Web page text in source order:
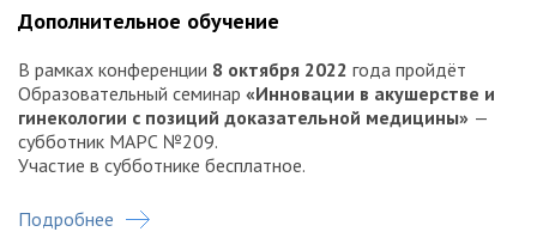
здоровье нации" одобрен комиссией по оценке
соответствия учебных мероприятий и обеспечен
кредитами НМО (ЗЕТ) по специальности «акушерство и
гинекология».Подробнее
Дополнительное обучение
В рамках конференции 8 октября 2022 года пройдёт
Образовательный семинар «Инновации в акушерстве и
гинекологии с позиций доказательной медицины» —
субботник МАРС №209.
Участие в субботнике бесплатное.
Подробнее